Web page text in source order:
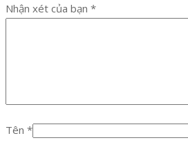
Nhận xét của bạn *
Tên *